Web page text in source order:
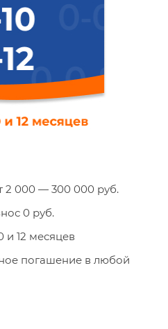
2 000 — 300 000 руб.
0 руб.
и 12 месяцев
погашение в любой